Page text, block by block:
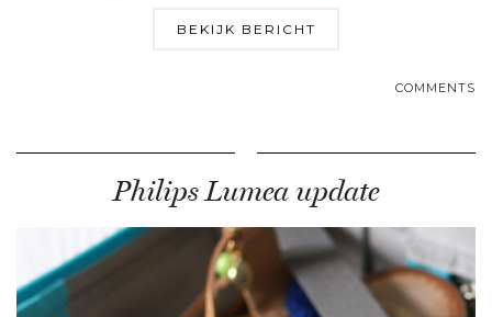
BEKIJK BERICHT
COMMENTS
Philips Lumea update